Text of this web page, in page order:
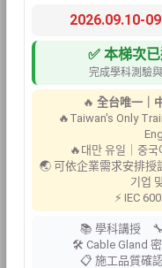
2026.09.10-
✅ 本梯次
完成學科測驗
🔥全台唯一｜
🔥Taiwan's Only
🔥대만 유일｜중국
🌏 可依企業需求安排授
기업
⚡ IEC
📚 學科講授
🛠 Cable Gland
📋 施工品質確